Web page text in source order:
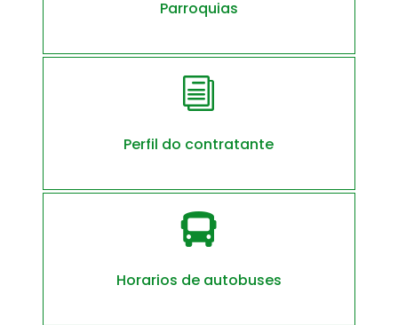
Parroquias
i
Perfil do contratante

Horarios de autobuses